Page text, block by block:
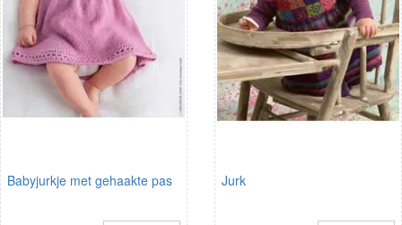
Babyjurkje met gehaakte pas Jurk